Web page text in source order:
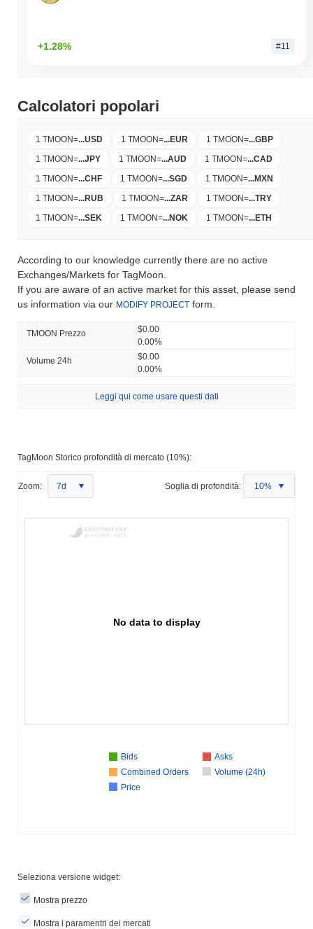
+1.28% #11
Calcolatori popolari
1 TMOON=...USD 1 TMOON=...EUR 1 TMOON=...GBP
1 TMOON=...JPY 1 TMOON=...AUD 1 TMOON=...CAD
1 TMOON=...CHF 1 TMOON=...SGD 1 TMOON=...MXN
1 TMOON=...RUB 1 TMOON=...ZAR 1 TMOON=...TRY
1 TMOON=...SEK 1 TMOON=...NOK 1 TMOON=...ETH
According to our knowledge currently there are no active
Exchanges/Markets for TagMoon.
If you are aware of an active market for this asset, please send
us information via our MODIFY PROJECT form.
TMOON Prezzo
$0.00
0.00%
Volume 24h
$0.00
0.00%
Leggi qui come usare questi dati
TagMoon Storico profondità di mercato (10%):
Zoom: 7d Soglia di profondità: 10%
No data to display
Bids
Asks
Combined Orders
Volume (24h)
Price
Seleziona versione widget:
Mostra prezzo
Mostra i paramentri dei mercati